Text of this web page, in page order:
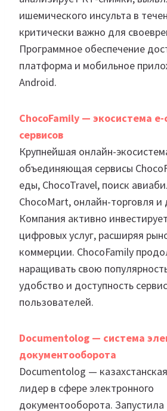
ишемического инсульта в
критически важно для
Программное обеспечение
платформа и мобильное
Android.
ChocoFamily — экосистема
сервисов
Крупнейшая онлайн-
объединяющая сервисы
еды, ChocoTravel, поиск
ChocoMart, онлайн-торговля и
Компания активно
цифровых услуг, расширяя
коммерции. ChocoFamily
наращивать свою
удобство и доступность
пользователей.
Documentolog — система
документооборота
Documentolog —
лидер в сфере электронного
документооборота.